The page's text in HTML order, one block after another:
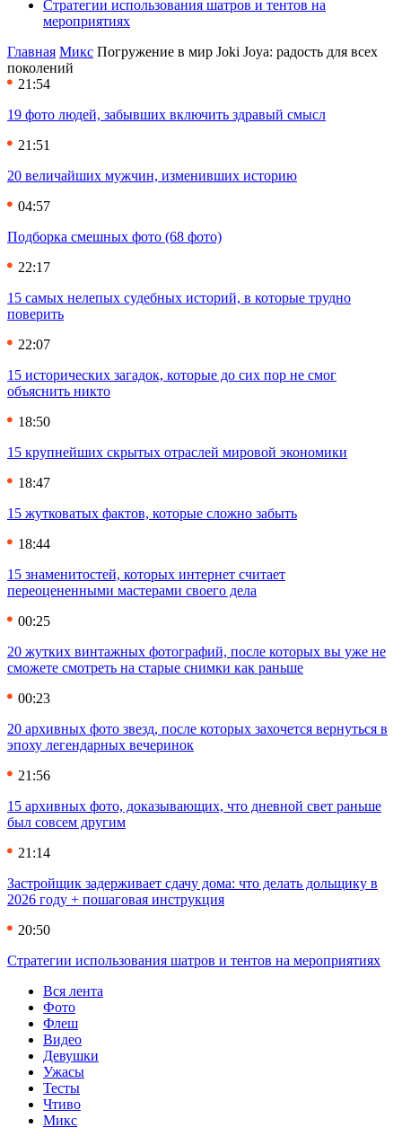
Стратегии использования шатров и тентов на
мероприятиях
Главная Микс Погружение в мир Joki Joya: радость для всех
поколений
21:54
19 фото людей, забывших включить здравый смысл
21:51
20 величайших мужчин, изменивших историю
04:57
Подборка смешных фото (68 фото)
22:17
15 самых нелепых судебных историй, в которые трудно
поверить
22:07
15 исторических загадок, которые до сих пор не смог
объяснить никто
18:50
15 крупнейших скрытых отраслей мировой экономики
18:47
15 жутковатых фактов, которые сложно забыть
18:44
15 знаменитостей, которых интернет считает
переоцененными мастерами своего дела
00:25
20 жутких винтажных фотографий, после которых вы уже не
сможете смотреть на старые снимки как раньше
00:23
20 архивных фото звезд, после которых захочется вернуться в
эпоху легендарных вечеринок
21:56
15 архивных фото, доказывающих, что дневной свет раньше
был совсем другим
21:14
Застройщик задерживает сдачу дома: что делать дольщику в
2026 году + пошаговая инструкция
20:50
Стратегии использования шатров и тентов на мероприятиях
Вся лента
Фото
Флеш
Видео
Девушки
Ужасы
Тесты
Чтиво
Микс